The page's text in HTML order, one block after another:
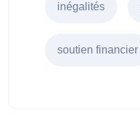
inégalités
soutien financier